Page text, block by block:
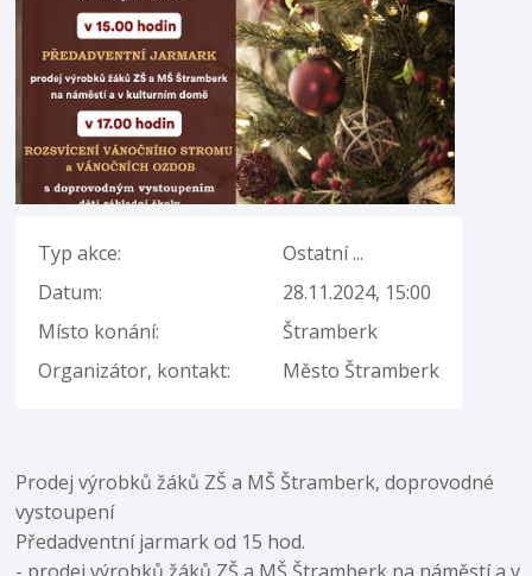
Typ akce:
Ostatní ...
Datum:
28.11.2024, 15:00
Místo konání:
Štramberk
Organizátor, kontakt:
Město Štramberk
Prodej výrobků žáků ZŠ a MŠ Štramberk, doprovodné
vystoupení
Předadventní jarmark od 15 hod.